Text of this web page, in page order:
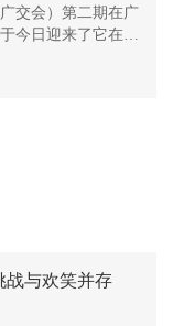
交会）第二期在广
今日迎来了它在本
战与欢笑并存